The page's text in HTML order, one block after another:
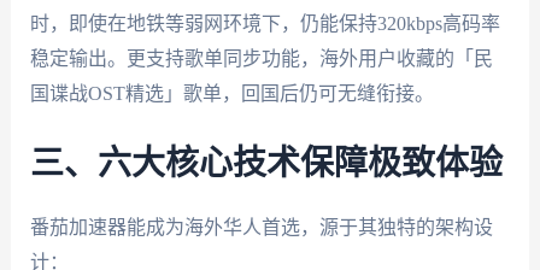
时，即使在地铁等弱网环境下，仍能保持320kbps高码率
稳定输出。更支持歌单同步功能，海外用户收藏的「民
国谍战OST精选」歌单，回国后仍可无缝衔接。
三、六大核心技术保障极致体验
番茄加速器能成为海外华人首选，源于其独特的架构设
计：